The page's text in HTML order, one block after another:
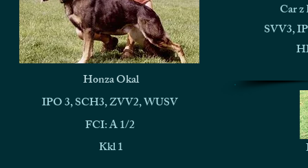
Honza Okal
IPO 3, SCH3, ZVV2, WUSV
FCI: A 1/2
Kkl 1
Car
SVV3,